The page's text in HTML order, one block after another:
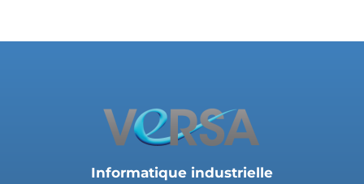
Informatique industrielle